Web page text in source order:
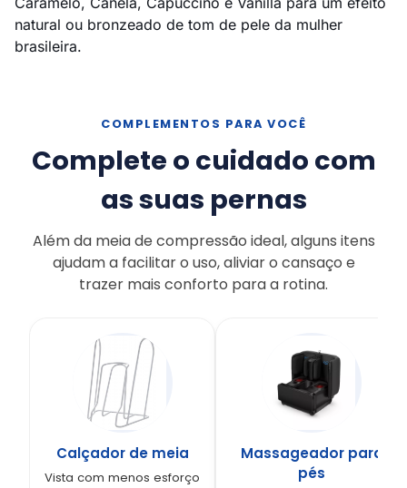
natural ou bronzeado de tom de pele da mulher
brasileira.
COMPLEMENTOS PARA VOCÊ
Complete o cuidado com
as suas pernas
Além da meia de compressão ideal, alguns itens
ajudam a facilitar o uso, aliviar o cansaço e
trazer mais conforto para a rotina.
Calçador de meia
Vista com menos esforço
Massageador para
pés